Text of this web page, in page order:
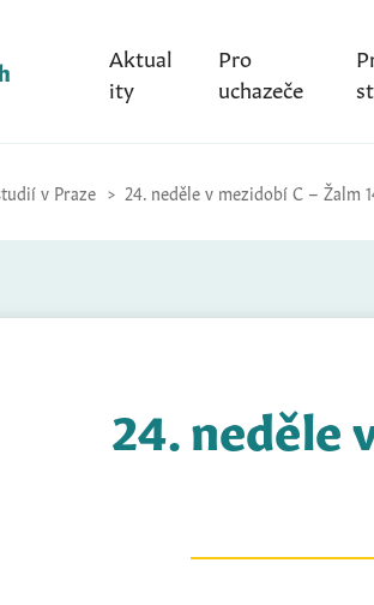
Aktual
ity
Pro
uchazeče
v Praze 24. neděle v mezidobí C – Žalm
24. neděle